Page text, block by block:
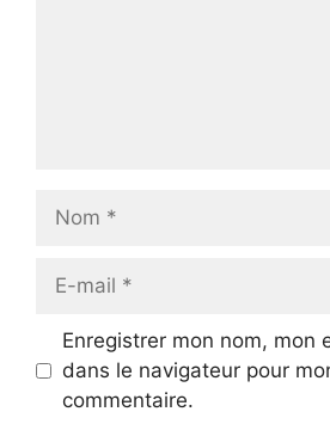
mail
Enregistrer mon nom, mon
dans le navigateur pour
commentaire.